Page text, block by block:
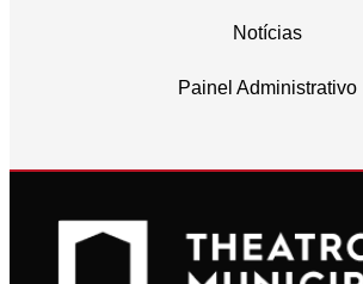
Notícias
Painel Administrativo